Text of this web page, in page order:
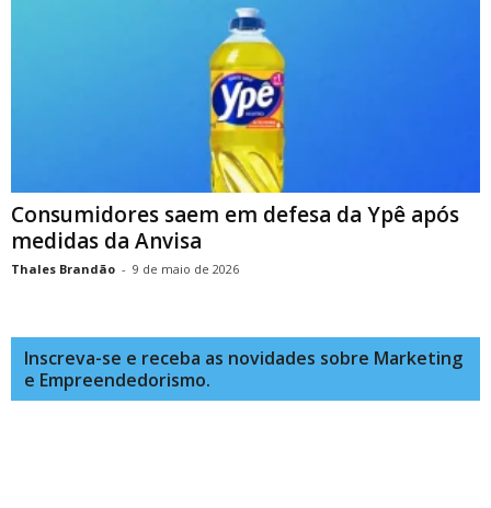
Consumidores saem em defesa da Ypê após
medidas da Anvisa
Thales Brandão - 9 de maio de 2026
Inscreva-se e receba as novidades sobre Marketing
e Empreendedorismo.